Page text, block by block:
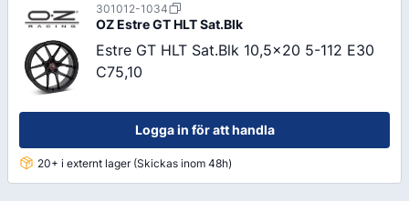
301012-1034
OZEstre GT HLT Sat.Blk
Estre GT HLT Sat.Blk 10,5x20 5-112 E30
C75,10
Logga in för att handla
20+ i externt lager (Skickas inom 48h)